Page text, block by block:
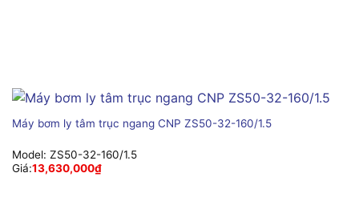
Máy bơm ly tâm trục ngang CNP ZS50-32-160/1.5
Model: ZS50-32-160/1.5
Giá:13,630,000₫